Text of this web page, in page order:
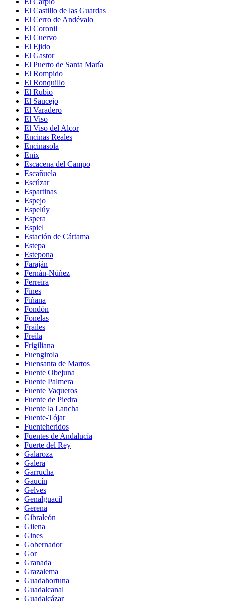
El Castillo de las Guardas
El Cerro de Andévalo
El Coronil
El Cuervo
El Ejido
El Gastor
El Puerto de Santa María
El Rompido
El Ronquillo
El Rubio
El Saucejo
El Varadero
El Viso
El Viso del Alcor
Encinas Reales
Encinasola
Enix
Escacena del Campo
Escañuela
Escúzar
Espartinas
Espejo
Espelúy
Espera
Espiel
Estación de Cártama
Estepa
Estepona
Faraján
Fernán-Núñez
Ferreira
Fines
Fiñana
Fondón
Fonelas
Frailes
Freila
Frigiliana
Fuengirola
Fuensanta de Martos
Fuente Obejuna
Fuente Palmera
Fuente Vaqueros
Fuente de Piedra
Fuente la Lancha
Fuente-Tójar
Fuenteheridos
Fuentes de Andalucía
Fuerte del Rey
Galaroza
Galera
Garrucha
Gaucín
Gelves
Genalguacil
Gerena
Gibraleón
Gilena
Gines
Gobernador
Gor
Granada
Grazalema
Guadahortuna
Guadalcanal
Guadalcázar